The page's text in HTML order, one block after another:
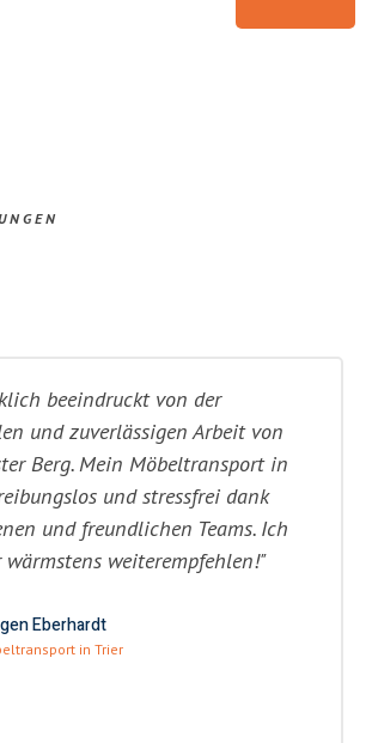
beeindruckt von der
und zuverlässigen Arbeit von
Berg. Mein Möbeltransport in
und stressfrei dank
und freundlichen Teams. Ich
weiterempfehlen!"
Eberhardt
in Trier